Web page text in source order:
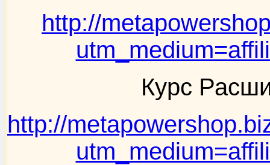
http://
Курс
http://